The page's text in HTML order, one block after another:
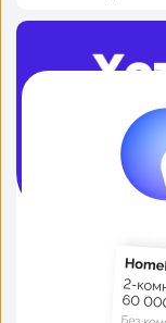
Наши
спокойно